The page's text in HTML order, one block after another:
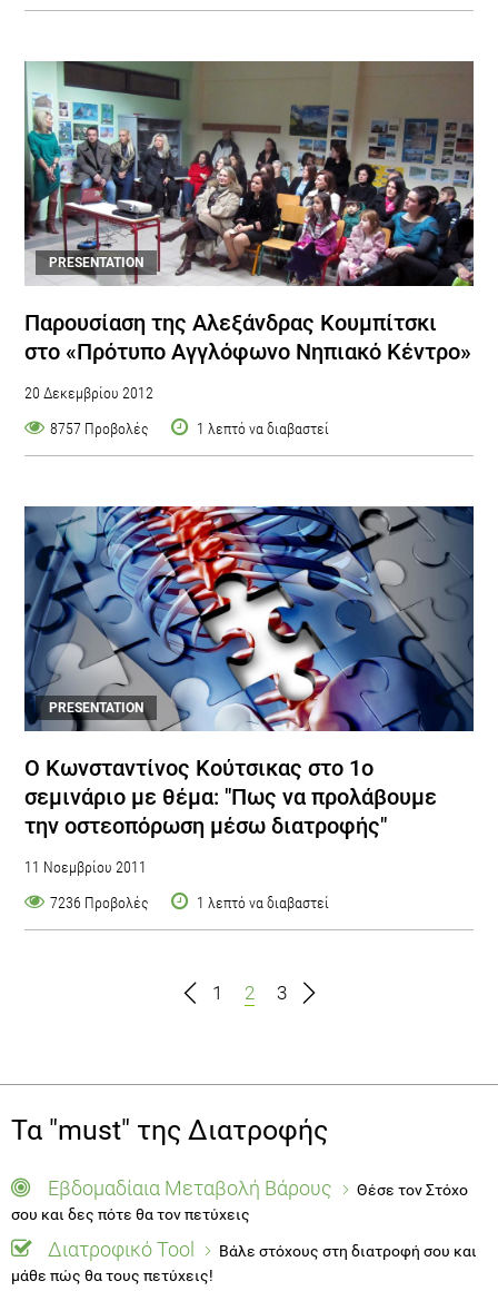
PRESENTATION
Παρουσίαση της Αλεξάνδρας Κουμπίτσκι
στο «Πρότυπο Αγγλόφωνο Νηπιακό Κέντρο»
20 Δεκεμβρίου 2012
8757 Προβολές
1 λεπτό να διαβαστεί
PRESENTATION
Ο Κωνσταντίνος Κούτσικας στο 1ο
σεμινάριο με θέμα: "Πως να προλάβουμε
την οστεοπόρωση μέσω διατροφής"
11 Νοεμβρίου 2011
7236 Προβολές
1 λεπτό να διαβαστεί
1 2 3
Τα "must" της Διατροφής
Εβδομαδίαια Μεταβολή Βάρους
Θέσε τον Στόχο
σου και δες πότε θα τον πετύχεις
Διατροφικό Tool
Βάλε στόχους στη διατροφή σου και
μάθε πώς θα τους πετύχεις!